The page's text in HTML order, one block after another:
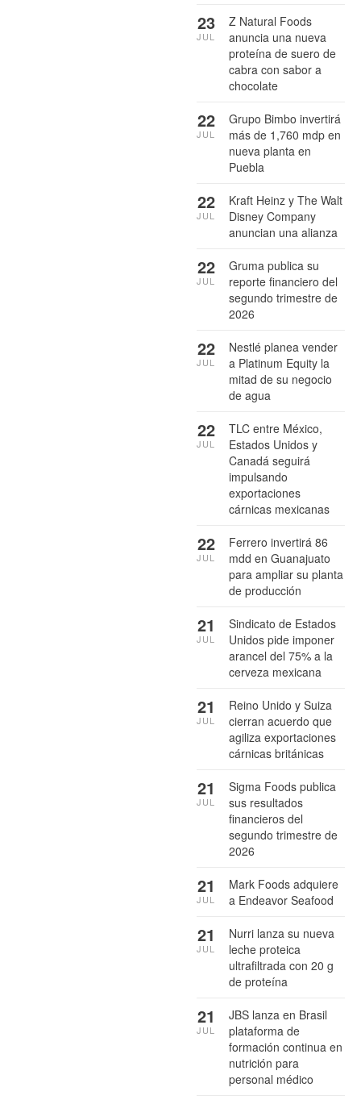
Z Natural Foods
anuncia una nueva
proteína de suero de
cabra con sabor a
chocolate
23
JUL
Grupo Bimbo invertirá
más de 1,760 mdp en
nueva planta en
Puebla
22
JUL
Kraft Heinz y The Walt
Disney Company
anuncian una alianza
22
JUL
Gruma publica su
reporte financiero del
segundo trimestre de
2026
22
JUL
Nestlé planea vender
a Platinum Equity la
mitad de su negocio
de agua
22
JUL
TLC entre México,
Estados Unidos y
Canadá seguirá
impulsando
exportaciones
cárnicas mexicanas
22
JUL
Ferrero invertirá 86
mdd en Guanajuato
para ampliar su planta
de producción
22
JUL
Sindicato de Estados
Unidos pide imponer
arancel del 75% a la
cerveza mexicana
21
JUL
Reino Unido y Suiza
cierran acuerdo que
agiliza exportaciones
cárnicas británicas
21
JUL
Sigma Foods publica
sus resultados
financieros del
segundo trimestre de
2026
21
JUL
Mark Foods adquiere
a Endeavor Seafood
21
JUL
Nurri lanza su nueva
leche proteica
ultrafiltrada con 20 g
de proteína
21
JUL
JBS lanza en Brasil
plataforma de
formación continua en
nutrición para
personal médico
21
JUL